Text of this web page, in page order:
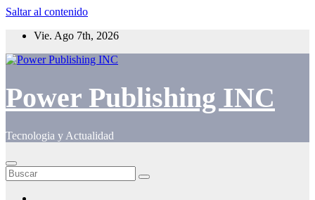
Saltar al contenido
Vie. Ago 7th, 2026
Power Publishing INC
Tecnologia y Actualidad